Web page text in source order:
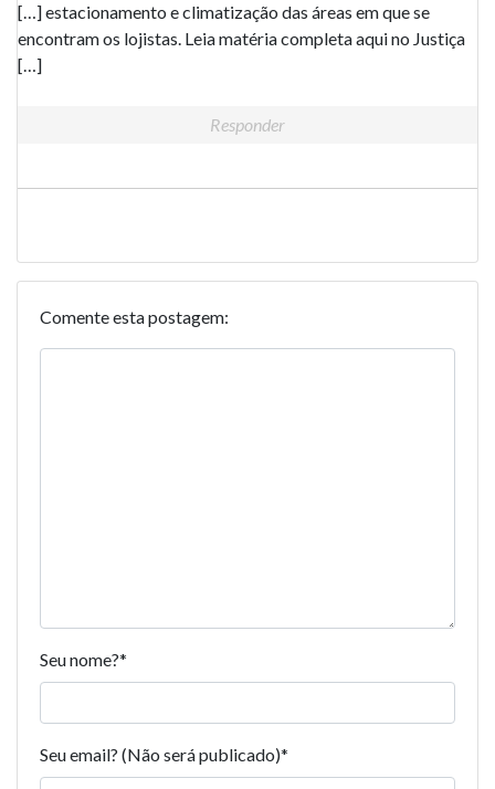
[…] estacionamento e climatização das áreas em que se
encontram os lojistas. Leia matéria completa aqui no Justiça
[…]
Responder
Comente esta postagem:
Seu nome?*
Seu email? (Não será publicado)*